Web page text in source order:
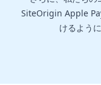
SiteOrigin Apple
けるよう